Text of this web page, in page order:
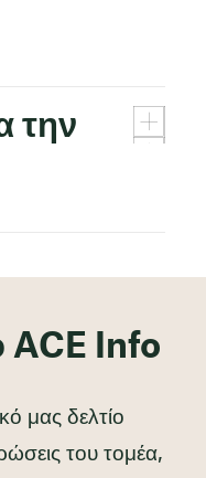
την
ACE Info
μας δελτίο
του τομέα,